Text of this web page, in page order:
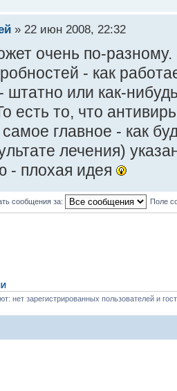
» 22 июн 2008, 22:32
очень по-
- как
штатно или как-
есть то, что
главное - как
лечения)
- плохая идея
сообщения за: Поле
нет зарегистрированных пользователей и